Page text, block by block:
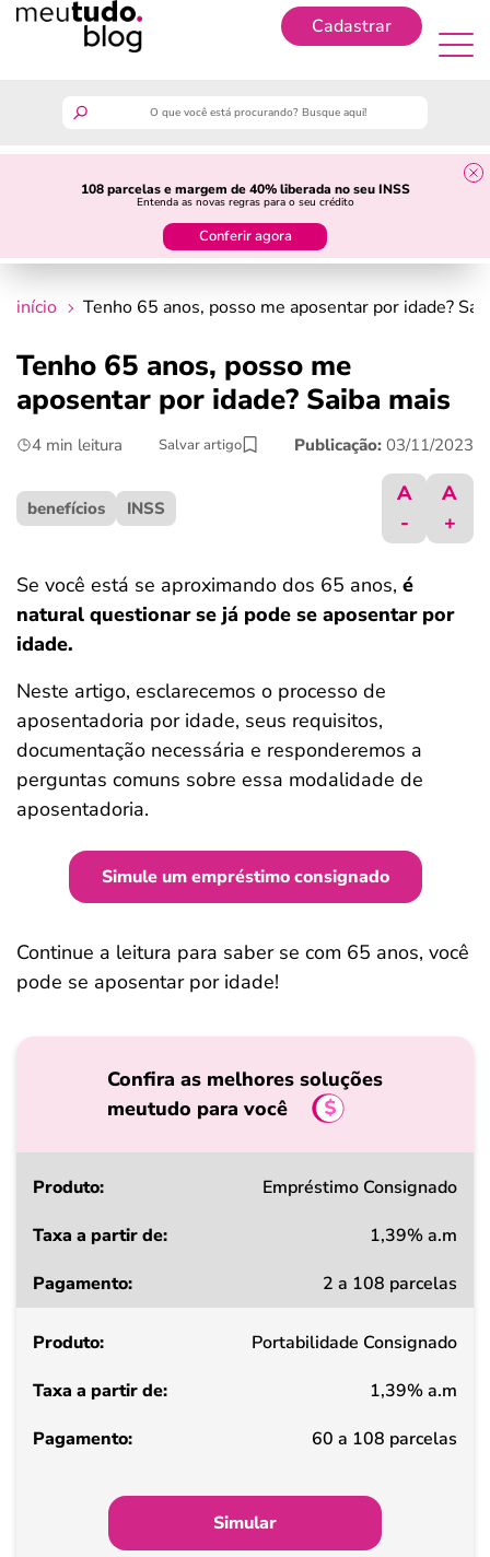
Cadastrar
108 parcelas e margem de 40% liberada no seu INSS
Entenda as novas regras para o seu crédito
Conferir agora
guia do trabalhador
crédito fácil
últimas notícias
ferramentas
início Tenho 65 anos, posso me aposentar por idade?
Tenho 65 anos, posso me
aposentar por idade? Saiba mais
4 min leitura Salvar artigo Publicação: 03/11/2023
benefícios INSS
A
-
A
+
Se você está se aproximando dos 65 anos, é
natural questionar se já pode se aposentar por
idade.
Neste artigo, esclarecemos o processo de
aposentadoria por idade, seus requisitos,
documentação necessária e responderemos a
perguntas comuns sobre essa modalidade de
aposentadoria.
Simule um empréstimo consignado
Continue a leitura para saber se com 65 anos, você
pode se aposentar por idade!
Confira as melhores soluções
meutudo para você
Produto
a
de
Pagamento
Empréstimo Consignado
1,39% a.m
2 a 108 parcelas
Portabilidade Consignado
1,39% a.m
60 a 108 parcelas
Simular